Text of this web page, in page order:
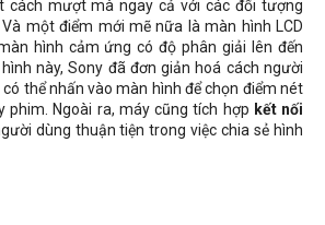
cách mượt mà ngay cả với các đối tượng
một điểm mới mẽ nữa là màn hình LCD
hình cảm ứng có độ phân giải lên đến
này, Sony đã đơn giản hoá cách người
thể nhấn vào màn hình để chọn điểm nét
phim. Ngoài ra, máy cũng tích hợp kết nối
dùng thuận tiện trong việc chia sẻ hình